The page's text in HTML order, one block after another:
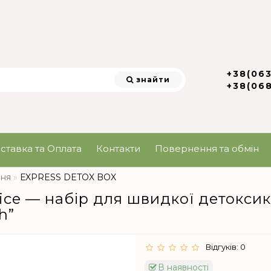
знайти
та Оплата Контакти Повернення та обмін
ЕXPRESS DETOX BOX
— набір для швидкої
Відгуків: 0
В наявності